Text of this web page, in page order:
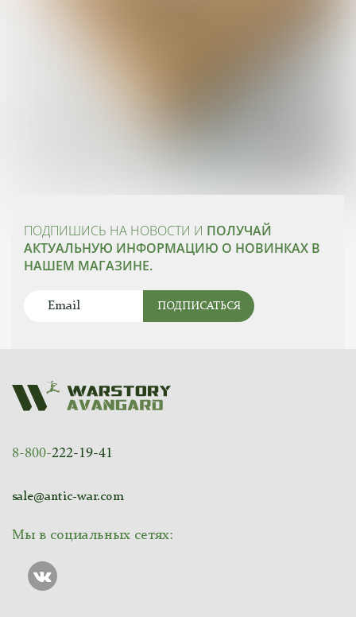
ПОДПИШИСЬ НА НОВОСТИ И ПОЛУЧАЙ
АКТУАЛЬНУЮ ИНФОРМАЦИЮ О НОВИНКАХ В
НАШЕМ МАГАЗИНЕ.
ПОДПИСАТЬСЯ
8-800-222-19-41
sale@antic-war.com
Мы в социальных сетях: